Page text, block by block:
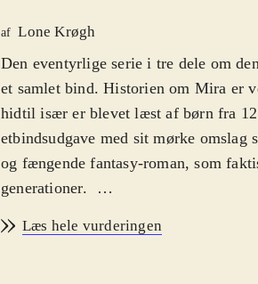
af Lone Krøgh
Den eventyrlige serie i tre dele om
et samlet bind. Historien om Mira er
hidtil især er blevet læst af børn fra 12
etbindsudgave med sit mørke
og fængende fantasy-roman, som
generationer.
hver lejr. Da der udbryder kamp på
Læs hele vurderingen